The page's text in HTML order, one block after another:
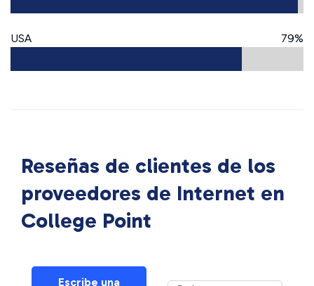
USA 79%
Reseñas de clientes de los
proveedores de Internet en
College Point
Escribe una